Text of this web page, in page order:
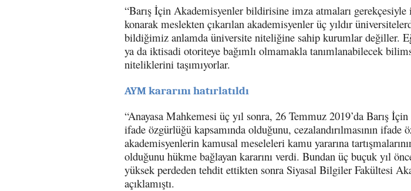
“Barış İçin Akademisyenler bildirisine imza atmaları
konarak meslekten çıkarılan akademisyenler üç yıldır
bildiğimiz anlamda üniversite niteliğine sahip kurumlar değiller.
ya da iktisadi otoriteye bağımlı olmamakla tanımlanabilecek
niteliklerini taşımıyorlar.
AYM kararını hatırlatıldı
“Anayasa Mahkemesi üç yıl sonra, 26 Temmuz 2019’da Barış
ifade özgürlüğü kapsamında olduğunu, cezalandırılmasının
akademisyenlerin kamusal meseleleri kamu yararına
olduğunu hükme bağlayan kararını verdi. Bundan üç buçuk yıl
yüksek perdeden tehdit ettikten sonra Siyasal Bilgiler Fakültesi
açıklamıştı.